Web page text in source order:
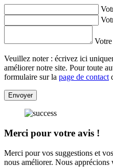
Votre
Veuillez noter : écrivez ici
améliorer notre site. Pour toute
formulaire sur la page de contact
Envoyer
Merci pour votre avis !
Merci pour vos suggestions et
nous améliorer. Nous apprécions